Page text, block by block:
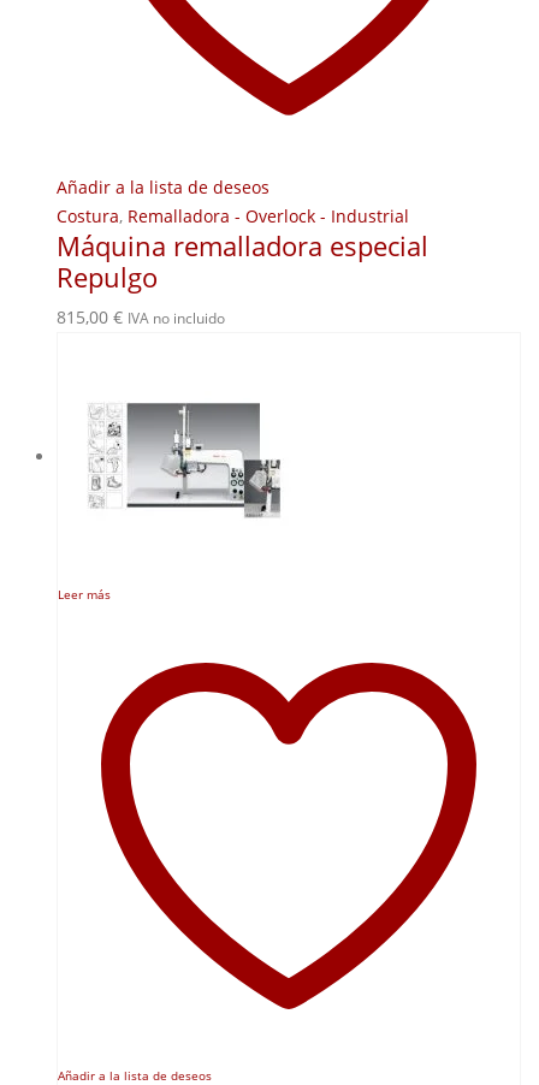
Añadir a la lista de deseos
Costura, Remalladora - Overlock - Industrial
Máquina remalladora especial
Repulgo
815,00 € IVA no incluido
Leer más
Añadir a la lista de deseos